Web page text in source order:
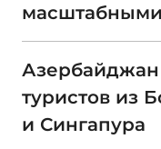
туристов из
и Сингапура